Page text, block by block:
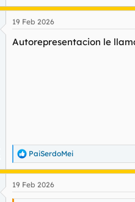
19 Feb 2026
Autorepresentacion le
R
e
a
c
c
PaiSerdoMei
19 Feb 2026